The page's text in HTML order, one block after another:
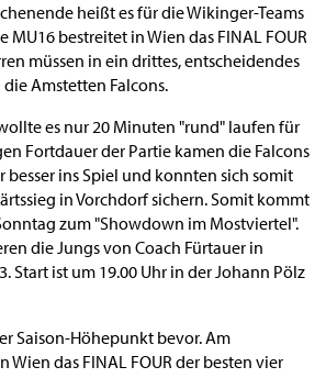
heißt es für die Wikinger-Teams
MU16 bestreitet in Wien das FINAL FOUR
müssen in ein drittes, entscheidendes
Amstetten Falcons.
es nur 20 Minuten "rund" laufen für
Fortdauer der Partie kamen die Falcons
besser ins Spiel und konnten sich somit
in Vorchdorf sichern. Somit kommt
zum "Showdown im Mostviertel".
die Jungs von Coach Fürtauer in
Start ist um 19.00 Uhr in der Johann Pölz
Saison-Höhepunkt bevor. Am
Wien das FINAL FOUR der besten vier